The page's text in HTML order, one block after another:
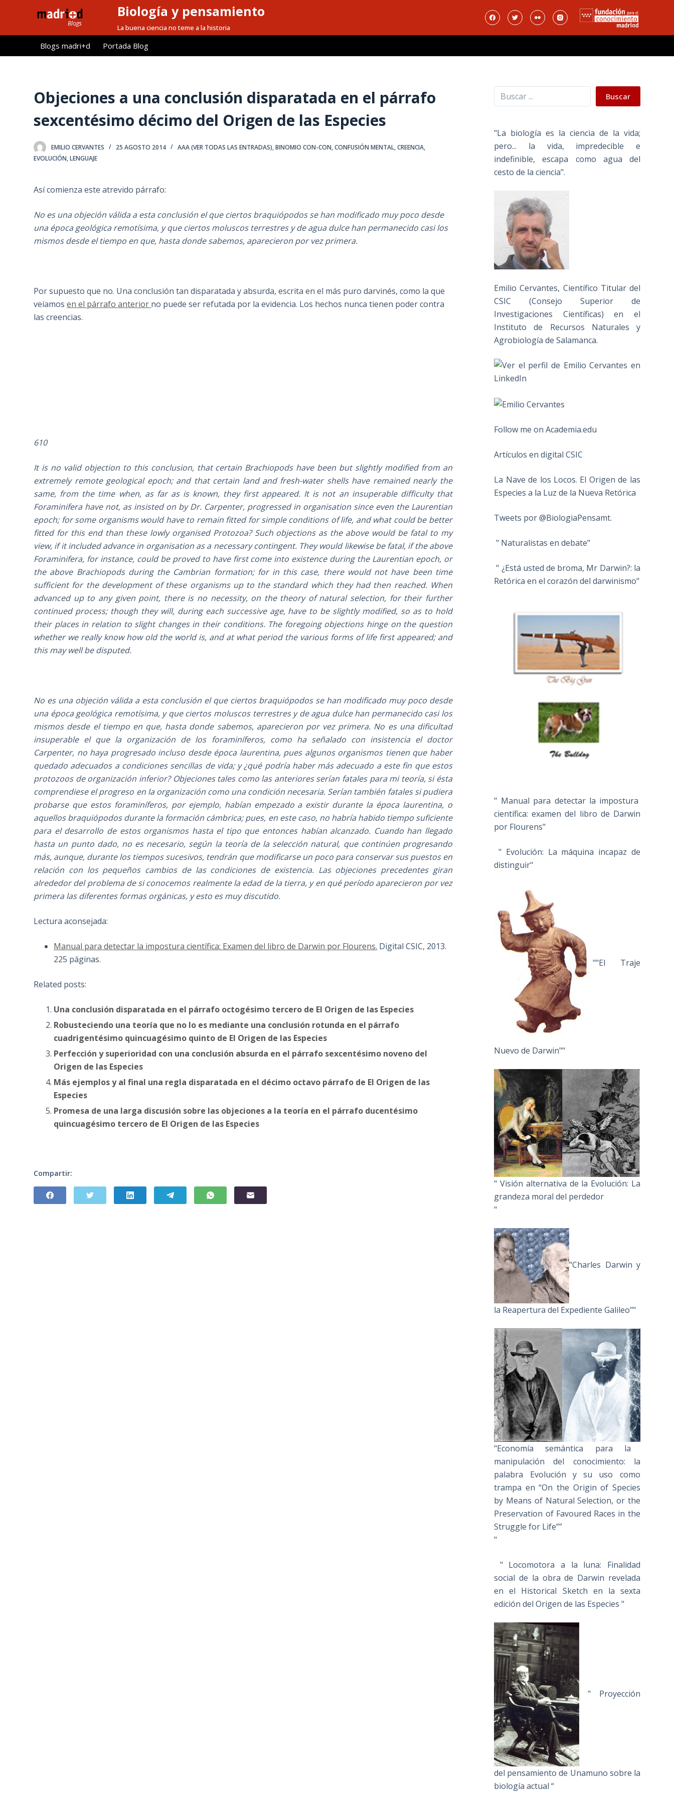
l
Biología y pensamiento
La buena ciencia no teme a la historia
Blogs madri+d Portada Blog
Objeciones a una conclusión disparatada en el párrafo
sexcentésimo décimo del Origen de las Especies
EMILIO CERVANTES 25 AGOSTO 2014 AAA (VER TODAS LAS ENTRADAS),BINOMIO CON-CON,CONFUSIÓN MENTAL,CREENCIA,
EVOLUCIÓN,LENGUAJE
Así comienza este atrevido párrafo:
No es una objeción válida a esta conclusión el que ciertos braquiópodos se han modificado muy poco desde
una época geológica remotísima, y que ciertos moluscos terrestres y de agua dulce han permanecido casi los
mismos desde el tiempo en que, hasta donde sabemos, aparecieron por vez primera.
Por supuesto que no. Una conclusión tan disparatada y absurda, escrita en el más puro darvinés, como la que
veíamosen el párrafo anterior no puede ser refutada por la evidencia. Los hechos nunca tienen poder contra
las creencias.
610
It is no valid objection to this conclusion, that certain Brachiopods have been but slightly modified from an
extremely remote geological epoch; and that certain land and fresh-water shells have remained nearly the
same, from the time when, as far as is known, they first appeared. It is not an insuperable difficulty that
Foraminifera have not, as insisted on by Dr. Carpenter, progressed in organisation since even the Laurentian
epoch; for some organisms would have to remain fitted for simple conditions of life, and what could be better
fitted for this end than these lowly organised Protozoa? Such objections as the above would be fatal to my
view, if it included advance in organisation as a necessary contingent. They would likewise be fatal, if the above
Foraminifera, for instance, could be proved to have first come into existence during the Laurentian epoch, or
the above Brachiopods during the Cambrian formation; for in this case, there would not have been time
sufficient for the development of these organisms up to the standard which they had then reached. When
advanced up to any given point, there is no necessity, on the theory of natural selection, for their further
continued process; though they will, during each successive age, have to be slightly modified, so as to hold
their places in relation to slight changes in their conditions. The foregoing objections hinge on the question
whether we really know how old the world is, and at what period the various forms of life first appeared; and
this may well be disputed.
No es una objeción válida a esta conclusión el que ciertos braquiópodos se han modificado muy poco desde
una época geológica remotísima, y que ciertos moluscos terrestres y de agua dulce han permanecido casi los
mismos desde el tiempo en que, hasta donde sabemos, aparecieron por vez primera. No es una dificultad
insuperable el que la organización de los foraminíferos, como ha señalado con insistencia el doctor
Carpenter, no haya progresado incluso desde época laurentina, pues algunos organismos tienen que haber
quedado adecuados a condiciones sencillas de vida; y ¿qué podría haber más adecuado a este fin que estos
protozoos de organización inferior? Objeciones tales como las anteriores serían fatales para mi teoría, si ésta
comprendiese el progreso en la organización como una condición necesaria. Serían también fatales si pudiera
probarse que estos foraminíferos, por ejemplo, habían empezado a existir durante la época laurentina, o
aquellos braquiópodos durante la formación cámbrica; pues, en este caso, no habría habido tiempo suficiente
para el desarrollo de estos organismos hasta el tipo que entonces habían alcanzado. Cuando han llegado
hasta un punto dado, no es necesario, según la teoría de la selección natural, que continúen progresando
más, aunque, durante los tiempos sucesivos, tendrán que modificarse un poco para conservar sus puestos en
relación con los pequeños cambios de las condiciones de existencia. Las objeciones precedentes giran
alrededor del problema de si conocemos realmente la edad de la tierra, y en qué período aparecieron por vez
primera las diferentes formas orgánicas, y esto es muy discutido.
Lectura aconsejada:
Manual para detectar la impostura científica: Examen del libro de Darwin por Flourens. Digital CSIC, 2013.
225 páginas.
Related posts:
Una conclusión disparatada en el párrafo octogésimo tercero de El Origen de las Especies
Robusteciendo una teoría que no lo es mediante una conclusión rotunda en el párrafo
cuadrigentésimo quincuagésimo quinto de El Origen de las Especies
Perfección y superioridad con una conclusión absurda en el párrafo sexcentésimo noveno del
Origen de las Especies
Más ejemplos y al final una regla disparatada en el décimo octavo párrafo de El Origen de las
Especies
Promesa de una larga discusión sobre las objeciones a la teoría en el párrafo ducentésimo
quincuagésimo tercero de El Origen de las Especies
Compartir:
Buscar Buscar
"La biología es la ciencia de la vida;
pero... la vida, impredecible e
indefinible, escapa como agua del
cesto de la ciencia".
Emilio Cervantes, Científico Titular del
CSIC (Consejo Superior de
Investigaciones Científicas) en el
Instituto de Recursos Naturales y
Agrobiología de Salamanca.
Follow me on Academia.edu
Artículos en digital CSIC
La Nave de los Locos. El Origen de las
Especies a la Luz de la Nueva Retórica
Tweets por @BiologiaPensamt.
" Naturalistas en debate"
" ¿Está usted de broma, Mr Darwin?: la
Retórica en el corazón del darwinismo"
" Manual para detectar la impostura
científica: examen del libro de Darwin
por Flourens"
" Evolución: La máquina incapaz de
distinguir"
""El Traje
Nuevo de Darwin""
" Visión alternativa de la Evolución: La
grandeza moral del perdedor
"
"Charles Darwin y
la Reapertura del Expediente Galileo""
"Economía semántica para la
manipulación del conocimiento: la
palabra Evolución y su uso como
trampa en “On the Origin of Species
by Means of Natural Selection, or the
Preservation of Favoured Races in the
Struggle for Life””
"
" Locomotora a la luna: Finalidad
social de la obra de Darwin revelada
en el Historical Sketch en la sexta
edición del Origen de las Especies "
" Proyección
del pensamiento de Unamuno sobre la
biología actual “